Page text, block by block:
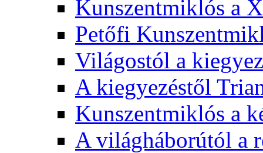
Kunszentmiklós a
Petőfi
Világostól a
A kiegyezéstől
Kunszentmiklós a
A világháborútól a